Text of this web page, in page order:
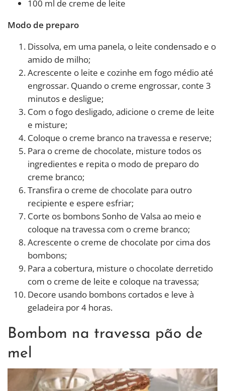
100 ml de creme de leite
Modo de preparo
Dissolva, em uma panela, o leite condensado e o
amido de milho;
Acrescente o leite e cozinhe em fogo médio até
engrossar. Quando o creme engrossar, conte 3
minutos e desligue;
Com o fogo desligado, adicione o creme de leite
e misture;
Coloque o creme branco na travessa e reserve;
Para o creme de chocolate, misture todos os
ingredientes e repita o modo de preparo do
creme branco;
Transfira o creme de chocolate para outro
recipiente e espere esfriar;
Corte os bombons Sonho de Valsa ao meio e
coloque na travessa com o creme branco;
Acrescente o creme de chocolate por cima dos
bombons;
Para a cobertura, misture o chocolate derretido
com o creme de leite e coloque na travessa;
Decore usando bombons cortados e leve à
geladeira por 4 horas.
Bombom na travessa pão de
mel